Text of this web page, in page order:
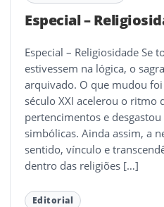
Especial –
Especial – Religiosidade Se
estivessem na lógica, o
arquivado. O que mudou
século XXI acelerou o ritmo
pertencimentos e
simbólicas. Ainda assim, a
sentido, vínculo e
dentro das religiões […]
Editorial